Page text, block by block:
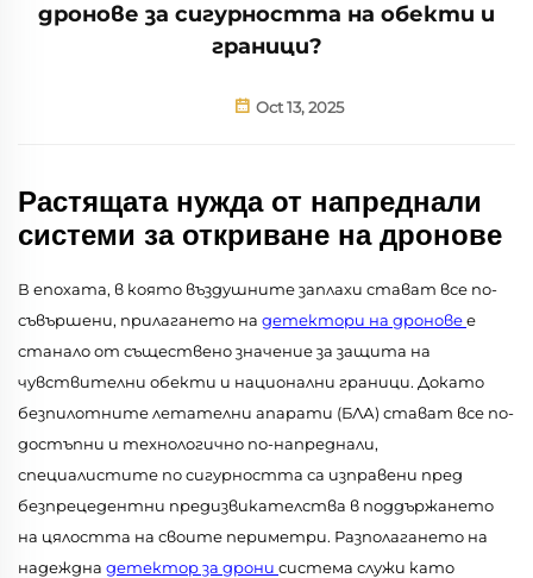
дронове за сигурността на обекти и
граници?
Oct 13, 2025
Растящата нужда от напреднали
системи за откриване на дронове
В епохата, в която въздушните заплахи стават все по-
съвършени, прилагането на детектори на дроновее
станало от съществено значение за защита на
чувствителни обекти и национални граници. Докато
безпилотните летателни апарати (БЛА) стават все по-
достъпни и технологично по-напреднали,
специалистите по сигурността са изправени пред
безпрецедентни предизвикателства в поддържането
на цялостта на своите периметри. Разполагането на
надеждна детектор за дрони система служи като